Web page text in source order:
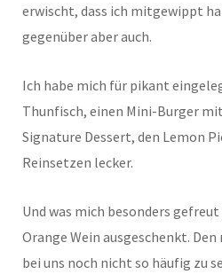
erwischt, dass ich mitgewippt
gegenüber aber auch.
Ich habe mich für pikant
Thunfisch, einen Mini-Burger
Signature Dessert, den Lemon
Reinsetzen lecker.
Und was mich besonders
Orange Wein ausgeschenkt.
bei uns noch nicht so häufig zu